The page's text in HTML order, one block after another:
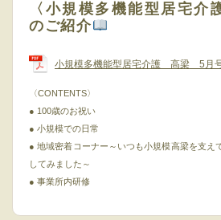
〈小規模多機能型居宅介
のご紹介
小規模多機能型居宅介護 高梁 5月
〈CONTENTS〉
● 100歳のお祝い
● 小規模での日常
● 地域密着コーナー～いつも小規模高梁を支え
してみました～
● 事業所内研修